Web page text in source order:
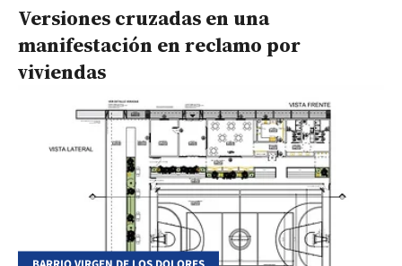
Versiones cruzadas en una
manifestación en reclamo por
viviendas